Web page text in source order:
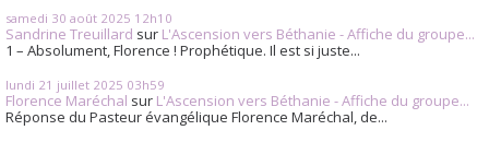
samedi 30 août 2025 12h10
Sandrine Treuillard sur L'Ascension vers Béthanie - Affiche du groupe...
1 – Absolument, Florence ! Prophétique. Il est si juste...
lundi 21 juillet 2025 03h59
Florence Maréchal sur L'Ascension vers Béthanie - Affiche du groupe...
Réponse du Pasteur évangélique Florence Maréchal, de...